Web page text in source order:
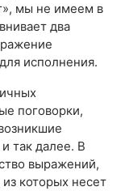
мы не имеем в
два
исполнения.
поговорки,
так далее. В
выражений,
которых несет